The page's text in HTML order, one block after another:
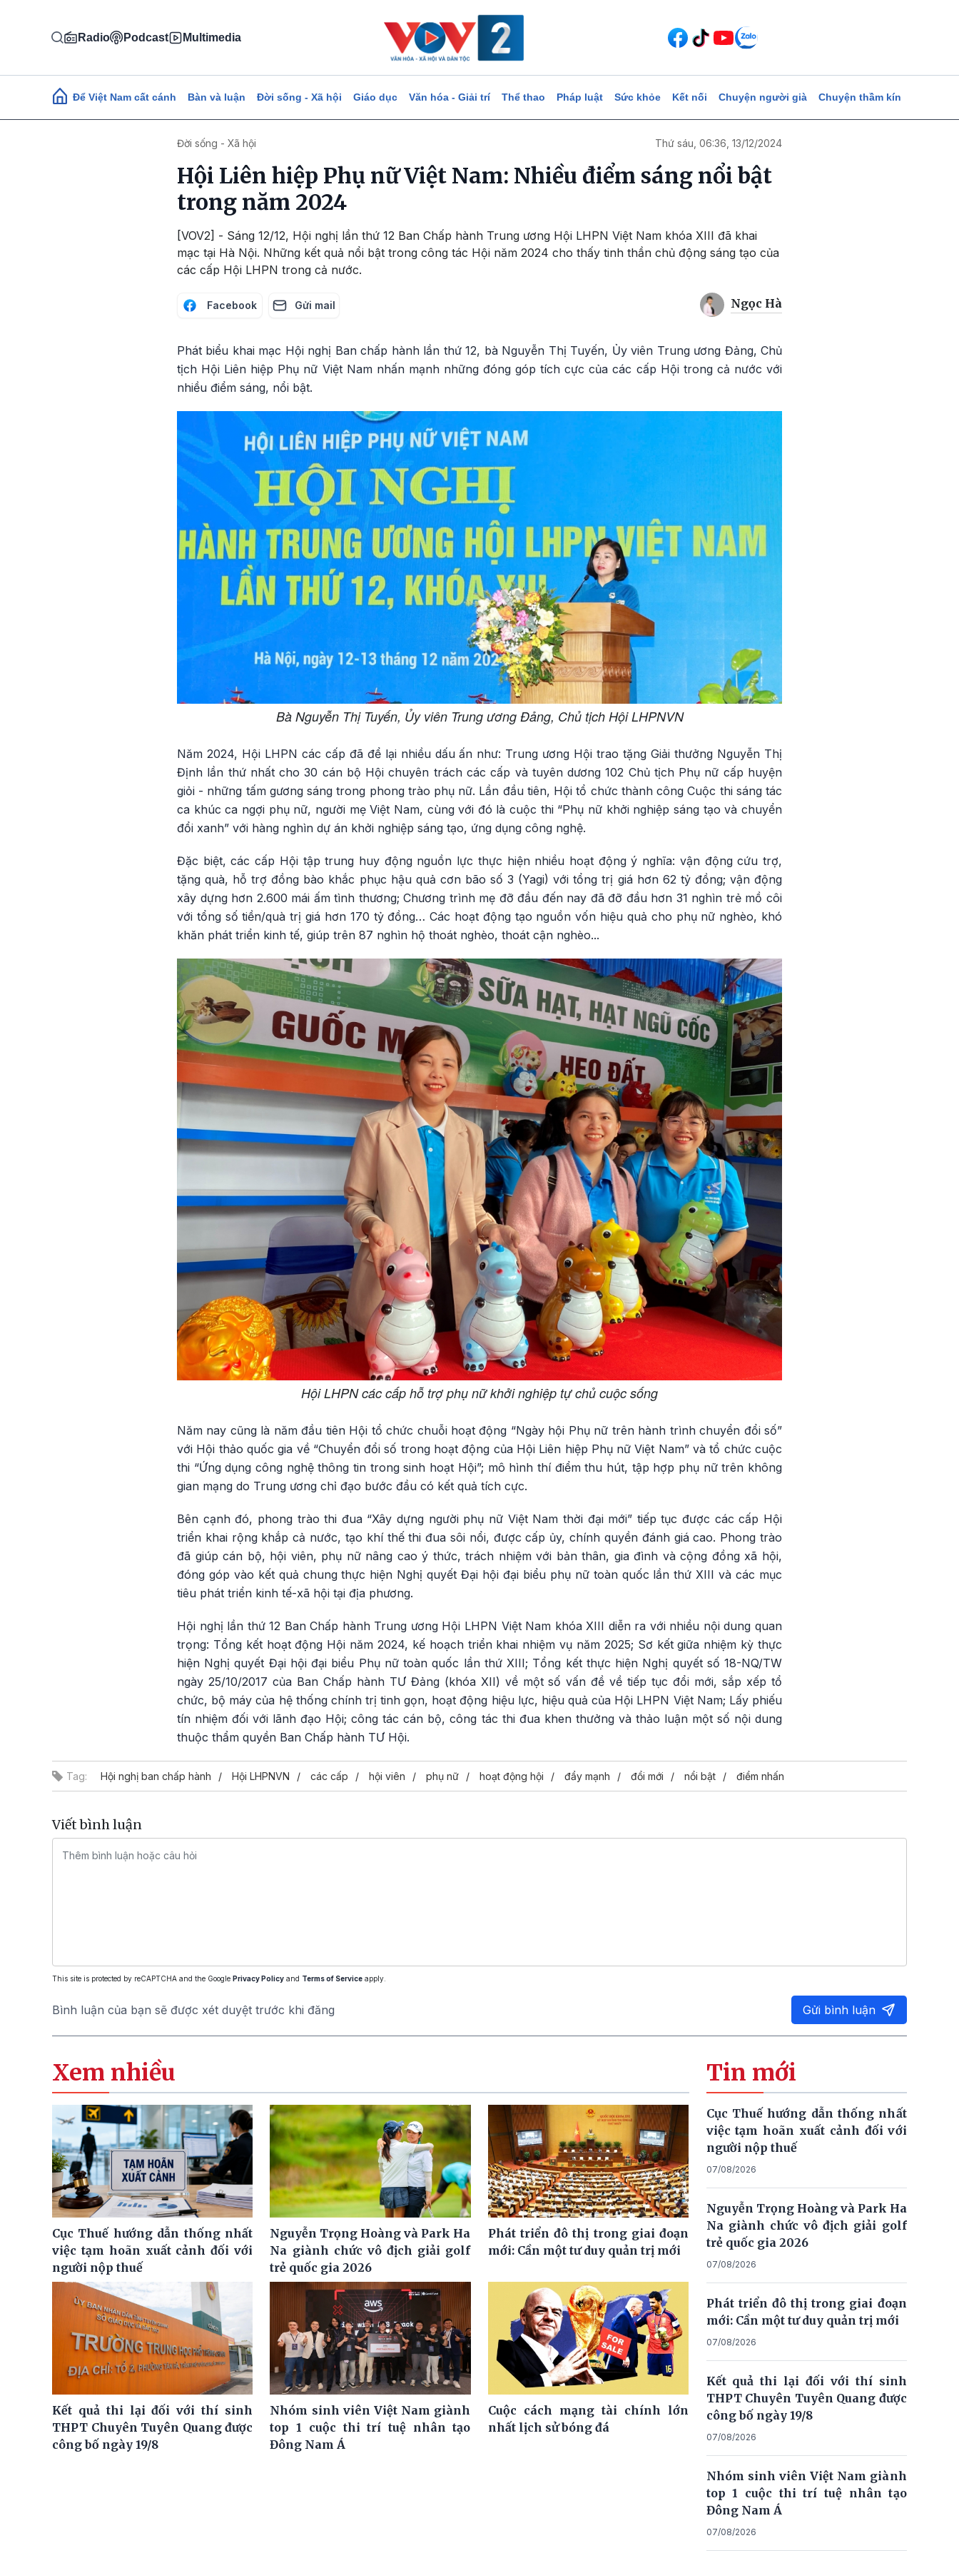
Radio Podcast Multimedia
Main navigation
Để Việt Nam cất cánh Bàn và luận Đời sống - Xã hội Giáo dục Văn hóa - Giải trí Thể thao Pháp luật Sức khỏe Kết nối Chuyện người già Chuyện thầm kín
Đời sống - Xã hội Thứ sáu, 06:36, 13/12/2024
Hội Liên hiệp Phụ nữ Việt Nam: Nhiều điểm sáng nổi bật
trong năm 2024
[VOV2] - Sáng 12/12, Hội nghị lần thứ 12 Ban Chấp hành Trung ương Hội LHPN Việt Nam khóa XIII đã khai
mạc tại Hà Nội. Những kết quả nổi bật trong công tác Hội năm 2024 cho thấy tinh thần chủ động sáng tạo của
các cấp Hội LHPN trong cả nước.
Facebook Gửi mail Ngọc Hà
Phát biểu khai mạc Hội nghị Ban chấp hành lần thứ 12, bà Nguyễn Thị Tuyến, Ủy viên Trung ương Đảng, Chủ
tịch Hội Liên hiệp Phụ nữ Việt Nam nhấn mạnh những đóng góp tích cực của các cấp Hội trong cả nước với
nhiều điểm sáng, nổi bật.
Bà Nguyễn Thị Tuyến, Ủy viên Trung ương Đảng, Chủ tịch Hội LHPNVN
Năm 2024, Hội LHPN các cấp đã để lại nhiều dấu ấn như: Trung ương Hội trao tặng Giải thưởng Nguyễn Thị
Định lần thứ nhất cho 30 cán bộ Hội chuyên trách các cấp và tuyên dương 102 Chủ tịch Phụ nữ cấp huyện
giỏi - những tấm gương sáng trong phong trào phụ nữ. Lần đầu tiên, Hội tổ chức thành công Cuộc thi sáng tác
ca khúc ca ngợi phụ nữ, người mẹ Việt Nam, cùng với đó là cuộc thi “Phụ nữ khởi nghiệp sáng tạo và chuyển
đổi xanh” với hàng nghìn dự án khởi nghiệp sáng tạo, ứng dụng công nghệ.
Đặc biệt, các cấp Hội tập trung huy động nguồn lực thực hiện nhiều hoạt động ý nghĩa: vận động cứu trợ,
tặng quà, hỗ trợ đồng bào khắc phục hậu quả cơn bão số 3 (Yagi) với tổng trị giá hơn 62 tỷ đồng; vận động
xây dựng hơn 2.600 mái ấm tình thương; Chương trình mẹ đỡ đầu đến nay đã đỡ đầu hơn 31 nghìn trẻ mồ côi
với tổng số tiền/quà trị giá hơn 170 tỷ đồng… Các hoạt động tạo nguồn vốn hiệu quả cho phụ nữ nghèo, khó
khăn phát triển kinh tế, giúp trên 87 nghìn hộ thoát nghèo, thoát cận nghèo...
Hội LHPN các cấp hỗ trợ phụ nữ khởi nghiệp tự chủ cuộc sống
Năm nay cũng là năm đầu tiên Hội tổ chức chuỗi hoạt động “Ngày hội Phụ nữ trên hành trình chuyển đổi số”
với Hội thảo quốc gia về “Chuyển đổi số trong hoạt động của Hội Liên hiệp Phụ nữ Việt Nam” và tổ chức cuộc
thi “Ứng dụng công nghệ thông tin trong sinh hoạt Hội”; mô hình thí điểm thu hút, tập hợp phụ nữ trên không
gian mạng do Trung ương chỉ đạo bước đầu có kết quả tích cực.
Bên cạnh đó, phong trào thi đua “Xây dựng người phụ nữ Việt Nam thời đại mới” tiếp tục được các cấp Hội
triển khai rộng khắp cả nước, tạo khí thế thi đua sôi nổi, được cấp ủy, chính quyền đánh giá cao. Phong trào
đã giúp cán bộ, hội viên, phụ nữ nâng cao ý thức, trách nhiệm với bản thân, gia đình và cộng đồng xã hội,
đóng góp vào kết quả chung thực hiện Nghị quyết Đại hội đại biểu phụ nữ toàn quốc lần thứ XIII và các mục
tiêu phát triển kinh tế-xã hội tại địa phương.
Hội nghị lần thứ 12 Ban Chấp hành Trung ương Hội LHPN Việt Nam khóa XIII diễn ra với nhiều nội dung quan
trọng: Tổng kết hoạt động Hội năm 2024, kế hoạch triển khai nhiệm vụ năm 2025; Sơ kết giữa nhiệm kỳ thực
hiện Nghị quyết Đại hội đại biểu Phụ nữ toàn quốc lần thứ XIII; Tổng kết thực hiện Nghị quyết số 18-NQ/TW
ngày 25/10/2017 của Ban Chấp hành TƯ Đảng (khóa XII) về một số vấn đề về tiếp tục đổi mới, sắp xếp tổ
chức, bộ máy của hệ thống chính trị tinh gọn, hoạt động hiệu lực, hiệu quả của Hội LHPN Việt Nam; Lấy phiếu
tín nhiệm đối với lãnh đạo Hội; công tác cán bộ, công tác thi đua khen thưởng và thảo luận một số nội dung
thuộc thẩm quyền Ban Chấp hành TƯ Hội.
Tag: Hội nghị ban chấp hành Hội LHPNVN các cấp hội viên phụ nữ hoạt động hội đẩy mạnh đổi mới nổi bật điểm nhấn
Viết bình luận
This site is protected by reCAPTCHA and the Google Privacy Policy and Terms of Service apply.
Bình luận của bạn sẽ được xét duyệt trước khi đăng Gửi bình luận
Xem nhiều
Cục Thuế hướng dẫn thống nhất
việc tạm hoãn xuất cảnh đối với
người nộp thuế
Nguyễn Trọng Hoàng và Park Ha
Na giành chức vô địch giải golf
trẻ quốc gia 2026
Phát triển đô thị trong giai đoạn
mới: Cần một tư duy quản trị mới
Kết quả thi lại đối với thí sinh
THPT Chuyên Tuyên Quang được
công bố ngày 19/8
Nhóm sinh viên Việt Nam giành
top 1 cuộc thi trí tuệ nhân tạo
Đông Nam Á
Cuộc cách mạng tài chính lớn
nhất lịch sử bóng đá
Tin mới
Cục Thuế hướng dẫn thống nhất
việc tạm hoãn xuất cảnh đối với
người nộp thuế
07/08/2026
Nguyễn Trọng Hoàng và Park Ha
Na giành chức vô địch giải golf
trẻ quốc gia 2026
07/08/2026
Phát triển đô thị trong giai đoạn
mới: Cần một tư duy quản trị mới
07/08/2026
Kết quả thi lại đối với thí sinh
THPT Chuyên Tuyên Quang được
công bố ngày 19/8
07/08/2026
Nhóm sinh viên Việt Nam giành
top 1 cuộc thi trí tuệ nhân tạo
Đông Nam Á
07/08/2026